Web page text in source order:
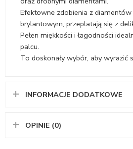
Efektowne zdobienia z
brylantowym, przeplatają się z
Pełen miękkości i łagodności
palcu.
To doskonały wybór, aby wyrazić
INFORMACJE DODATKOWE
OPINIE (0)